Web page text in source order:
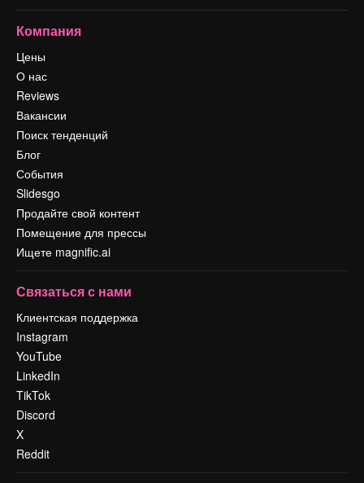
Компания
Цены
О нас
Reviews
Вакансии
Поиск тенденций
Блог
События
Slidesgo
Продайте свой контент
Помещение для прессы
Ищете magnific.ai
Связаться с нами
Клиентская поддержка
Instagram
YouTube
LinkedIn
TikTok
Discord
X
Reddit